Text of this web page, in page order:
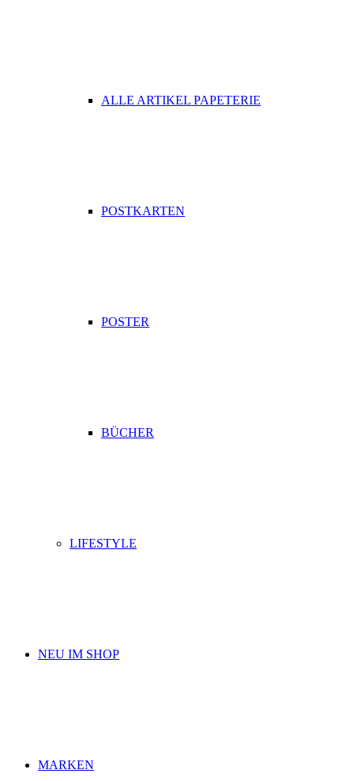
ALLE ARTIKEL PAPETERIE
POSTKARTEN
POSTER
BÜCHER
LIFESTYLE
NEU IM SHOP
MARKEN